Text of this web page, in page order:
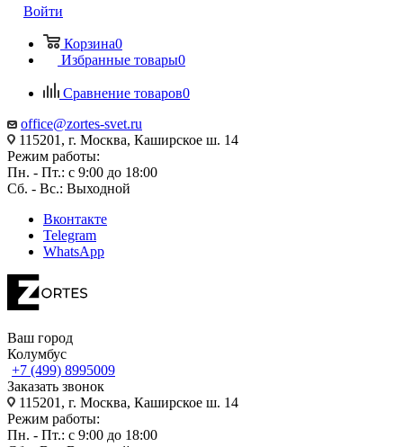
Войти
Корзина0
Избранные товары0
Сравнение товаров0
office@zortes-svet.ru
115201, г. Москва, Каширское ш. 14
Режим работы:
Пн. - Пт.: с 9:00 до 18:00
Сб. - Вс.: Выходной
Вконтакте
Telegram
WhatsApp
Ваш город
Колумбус
+7 (499) 8995009
Заказать звонок
115201, г. Москва, Каширское ш. 14
Режим работы:
Пн. - Пт.: с 9:00 до 18:00